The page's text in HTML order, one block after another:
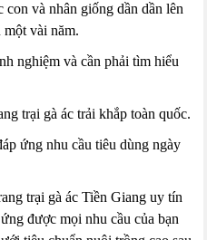
và nhân giống dần dần lên
một vài năm.
nghiệm và cần phải tìm hiểu
trại gà ác trải khắp toàn quốc.
ứng nhu cầu tiêu dùng ngày
trại gà ác Tiền Giang uy tín
được mọi nhu cầu của bạn